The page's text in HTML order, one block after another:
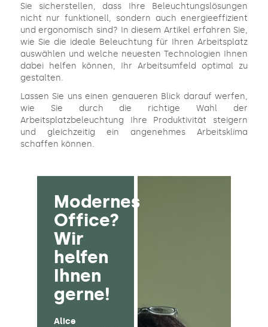
Sie sicherstellen, dass Ihre Beleuchtungslösungen
nicht nur funktionell, sondern auch energieeffizient
und ergonomisch sind? In diesem Artikel erfahren Sie,
wie Sie die ideale Beleuchtung für Ihren Arbeitsplatz
auswählen und welche neuesten Technologien Ihnen
dabei helfen können, Ihr Arbeitsumfeld optimal zu
gestalten.
Lassen Sie uns einen genaueren Blick darauf werfen,
wie Sie durch die richtige Wahl der
Arbeitsplatzbeleuchtung Ihre Produktivität steigern
und gleichzeitig ein angenehmes Arbeitsklima
schaffen können.
Modernes
Office?
Wir
helfen
Ihnen
gerne!
Alice